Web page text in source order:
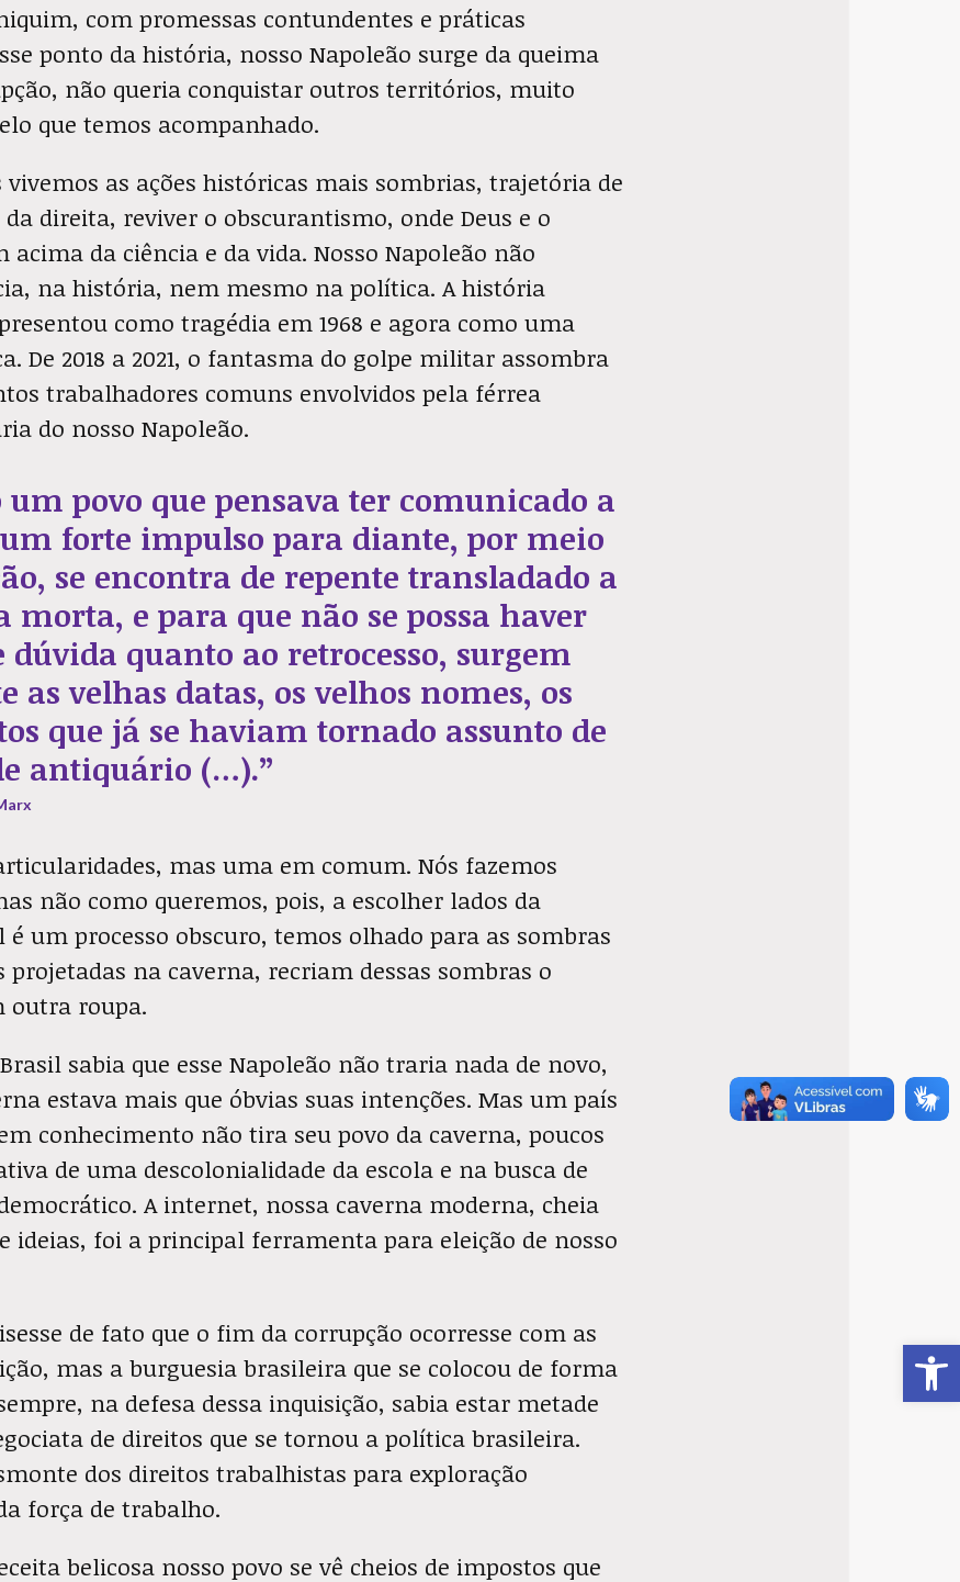
com promessas contundentes e práticas
ponto da história, nosso Napoleão surge da queima
não queria conquistar outros territórios, muito
que temos acompanhado.
vivemos as ações históricas mais sombrias, trajetória de
direita, reviver o obscurantismo, onde Deus e o
acima da ciência e da vida. Nosso Napoleão não
na história, nem mesmo na política. A história
como tragédia em 1968 e agora como uma
De 2018 a 2021, o fantasma do golpe militar assombra
trabalhadores comuns envolvidos pela férrea
do nosso Napoleão.
um povo que pensava ter comunicado a
forte impulso para diante, por meio
se encontra de repente transladado a
morta, e para que não se possa haver
dúvida quanto ao retrocesso, surgem
as velhas datas, os velhos nomes, os
que já se haviam tornado assunto de
antiquário (…).”
mas uma em comum. Nós fazemos
não como queremos, pois, a escolher lados da
um processo obscuro, temos olhado para as sombras
projetadas na caverna, recriam dessas sombras o
outra roupa.
sabia que esse Napoleão não traria nada de novo,
estava mais que óbvias suas intenções. Mas um país
conhecimento não tira seu povo da caverna, poucos
de uma descolonialidade da escola e na busca de
A internet, nossa caverna moderna, cheia
ideias, foi a principal ferramenta para eleição de nosso
de fato que o fim da corrupção ocorresse com as
mas a burguesia brasileira que se colocou de forma
na defesa dessa inquisição, sabia estar metade
de direitos que se tornou a política brasileira.
dos direitos trabalhistas para exploração
força de trabalho.
belicosa nosso povo se vê cheios de impostos que